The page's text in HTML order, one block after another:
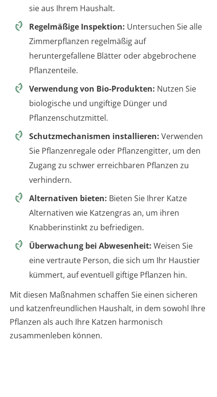
sie aus Ihrem Haushalt.
Regelmäßige Inspektion: Untersuchen Sie alle
Zimmerpflanzen regelmäßig auf
heruntergefallene Blätter oder abgebrochene
Pflanzenteile.
Verwendung von Bio-Produkten: Nutzen Sie
biologische und ungiftige Dünger und
Pflanzenschutzmittel.
Schutzmechanismen installieren: Verwenden
Sie Pflanzenregale oder Pflanzengitter, um den
Zugang zu schwer erreichbaren Pflanzen zu
verhindern.
Alternativen bieten: Bieten Sie Ihrer Katze
Alternativen wie Katzengras an, um ihren
Knabberinstinkt zu befriedigen.
Überwachung bei Abwesenheit: Weisen Sie
eine vertraute Person, die sich um Ihr Haustier
kümmert, auf eventuell giftige Pflanzen hin.
Mit diesen Maßnahmen schaffen Sie einen sicheren
und katzenfreundlichen Haushalt, in dem sowohl Ihre
Pflanzen als auch Ihre Katzen harmonisch
zusammenleben können.